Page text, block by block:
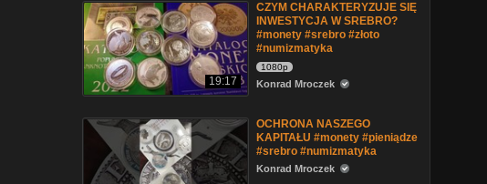
19:17
CZYM CHARAKTERYZUJE SIĘ
INWESTYCJA W SREBRO?
#monety #srebro #złoto
#numizmatyka
1080p
Konrad Mroczek
OCHRONA NASZEGO
KAPITAŁU #monety #pieniądze
#srebro #numizmatyka
Konrad Mroczek